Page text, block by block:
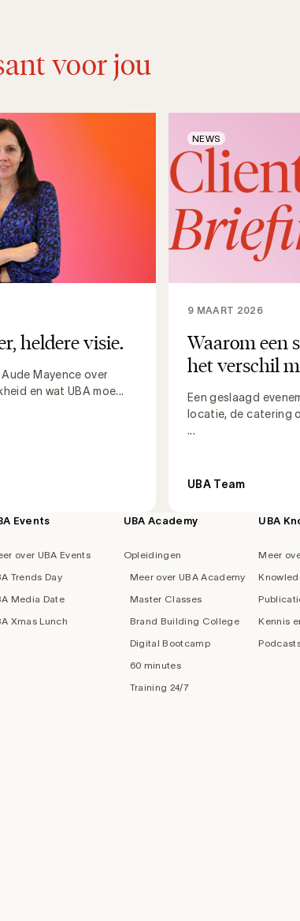
voor jou
heldere visie.
Mayence over
en wat UBA moe...
Waarom een
het verschil
Een geslaagd
locatie, de catering
...
9 MAART 2026
UBA Team
NEWS
Events
over UBA Events
Trends Day
Media Date
Xmas Lunch
UBA Academy
Opleidingen
Meer over UBA Academy
Master Classes
Brand Building College
Digital Bootcamp
60 minutes
Training 24/7
UBA
Meer
Kennis